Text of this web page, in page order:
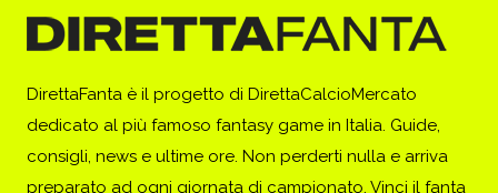
DirettaFanta è il progetto di DirettaCalcioMercato
dedicato al più famoso fantasy game in Italia. Guide,
consigli, news e ultime ore. Non perderti nulla e arriva
preparato ad ogni giornata di campionato. Vinci il fanta